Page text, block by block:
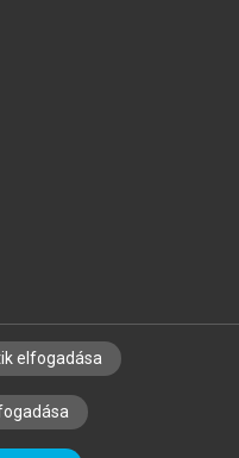
KÖNYVTÁROSOKNAK
ALAPELVEK
elfogadása